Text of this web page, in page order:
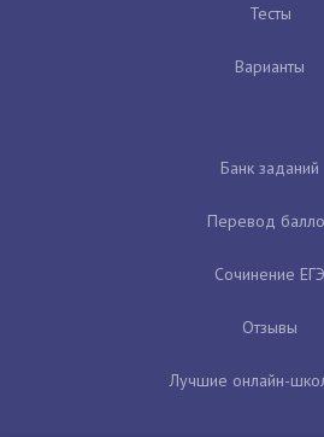
Тесты
Варианты
Банк заданий
Перевод
Сочинение ЕГЭ
Отзывы
Лучшие онлайн-